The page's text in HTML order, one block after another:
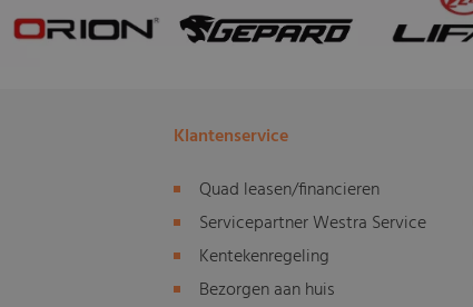
Klantenservice
Quad leasen/financieren
Servicepartner Westra Service
Kentekenregeling
Bezorgen aan huis